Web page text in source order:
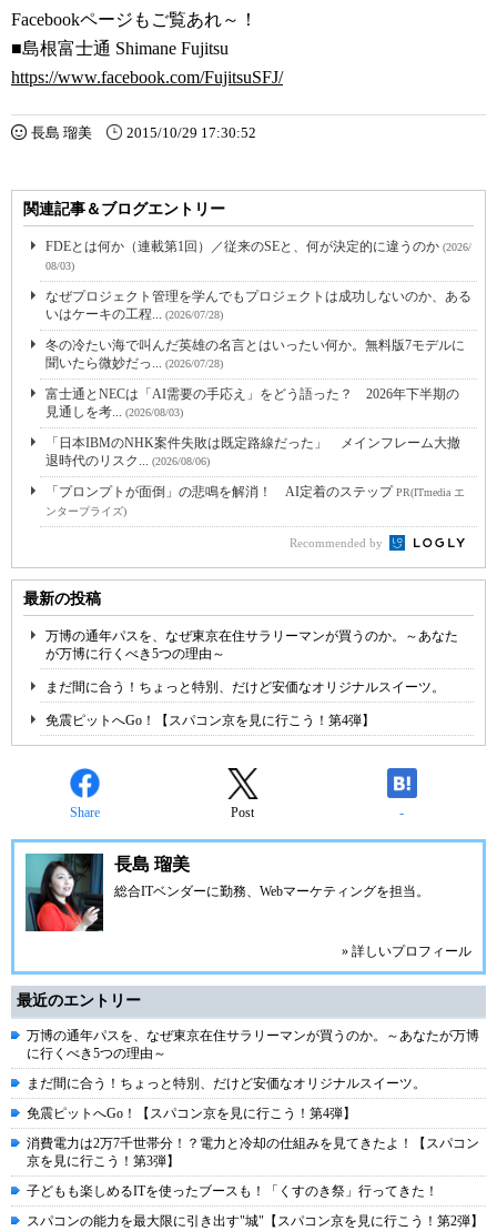
Facebookページもご覧あれ～！
■島根富士通 Shimane Fujitsu
https://www.facebook.com/FujitsuSFJ/
長島 瑠美 2015/10/29 17:30:52
関連記事＆ブログエントリー
FDEとは何か（連載第1回）／従来のSEと、何が決定的に違うのか (2026/
08/03)
なぜプロジェクト管理を学んでもプロジェクトは成功しないのか、ある
いはケーキの工程... (2026/07/28)
冬の冷たい海で叫んだ英雄の名言とはいったい何か。無料版7モデルに
聞いたら微妙だっ... (2026/07/28)
富士通とNECは「AI需要の手応え」をどう語った？ 2026年下半期の
見通しを考... (2026/08/03)
「日本IBMのNHK案件失敗は既定路線だった」 メインフレーム大撤
退時代のリスク... (2026/08/06)
「プロンプトが面倒」の悲鳴を解消！ AI定着のステップPR(ITmedia エ
ンタープライズ)
Recommended by
最新の投稿
万博の通年パスを、なぜ東京在住サラリーマンが買うのか。～あなた
が万博に行くべき5つの理由～
まだ間に合う！ちょっと特別、だけど安価なオリジナルスイーツ。
免震ピットへGo！【スパコン京を見に行こう！第4弾】
Share Post -
長島 瑠美
総合ITベンダーに勤務、Webマーケティングを担当。
» 詳しいプロフィール
最近のエントリー
万博の通年パスを、なぜ東京在住サラリーマンが買うのか。～あなたが万博
に行くべき5つの理由～
まだ間に合う！ちょっと特別、だけど安価なオリジナルスイーツ。
免震ピットへGo！【スパコン京を見に行こう！第4弾】
消費電力は2万7千世帯分！？電力と冷却の仕組みを見てきたよ！【スパコン
京を見に行こう！第3弾】
子どもも楽しめるITを使ったブースも！「くすのき祭」行ってきた！
スパコンの能力を最大限に引き出す"城"【スパコン京を見に行こう！第2弾】